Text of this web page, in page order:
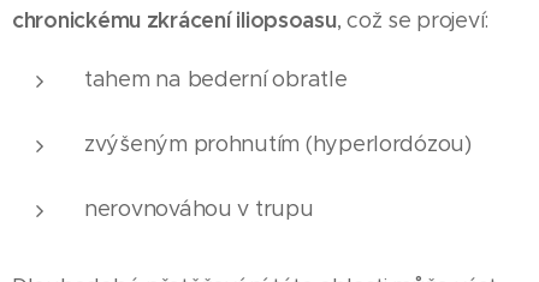
chronickému zkrácení iliopsoasu, což se projeví:
tahem na bederní obratle
zvýšeným prohnutím (hyperlordózou)
nerovnováhou v trupu